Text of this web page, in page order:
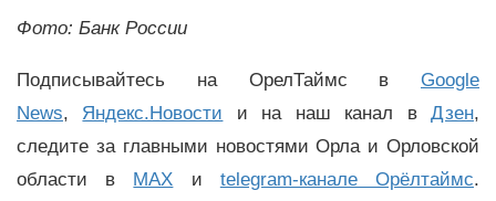
Фото: Банк России
Подписывайтесь на ОрелТаймс в Google
News, Яндекс.Новости и на наш канал вДзен,
следите за главными новостями Орла и Орловской
области в MAX и telegram-канале Орёлтаймс.